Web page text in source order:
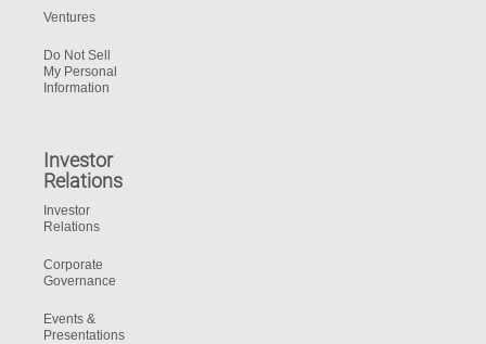
Ventures
Do Not Sell
My Personal
Information
Investor
Relations
Investor
Relations
Corporate
Governance
Events &
Presentations